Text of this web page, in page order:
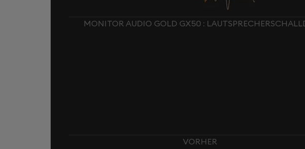
MONITOR AUDIO GOLD GX50 :
VORHER